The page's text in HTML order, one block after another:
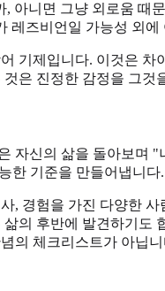
니면 그냥 외로움
즈비언일 가능성 외
기제입니다. 이것은
은 진정한 감정을 그
자신의 삶을 돌아보며
한 기준을 만들어냅니다.
경험을 가진 다양한
의 후반에 발견하기
의 체크리스트가 아닙니